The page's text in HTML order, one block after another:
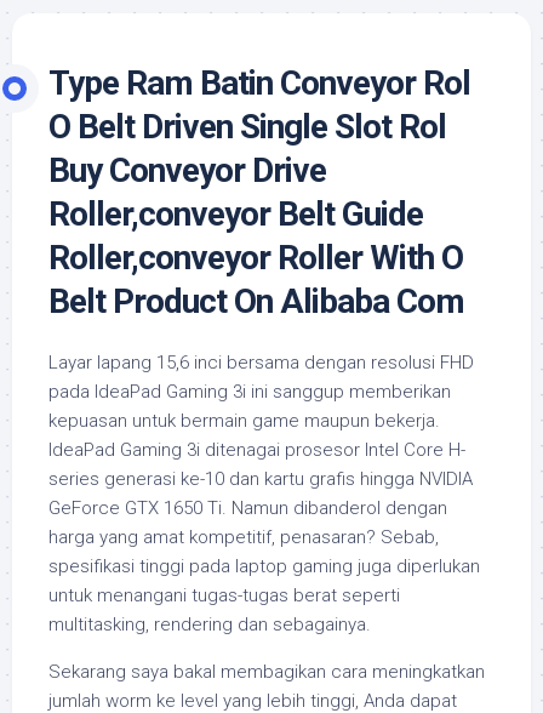
Type Ram Batin Conveyor Rol
O Belt Driven Single Slot Rol
Buy Conveyor Drive
Roller,conveyor Belt Guide
Roller,conveyor Roller With O
Belt Product On Alibaba Com
Layar lapang 15,6 inci bersama dengan resolusi FHD
pada IdeaPad Gaming 3i ini sanggup memberikan
kepuasan untuk bermain game maupun bekerja.
IdeaPad Gaming 3i ditenagai prosesor Intel Core H-
series generasi ke-10 dan kartu grafis hingga NVIDIA
GeForce GTX 1650 Ti. Namun dibanderol dengan
harga yang amat kompetitif, penasaran? Sebab,
spesifikasi tinggi pada laptop gaming juga diperlukan
untuk menangani tugas-tugas berat seperti
multitasking, rendering dan sebagainya.
Sekarang saya bakal membagikan cara meningkatkan
jumlah worm ke level yang lebih tinggi, Anda dapat